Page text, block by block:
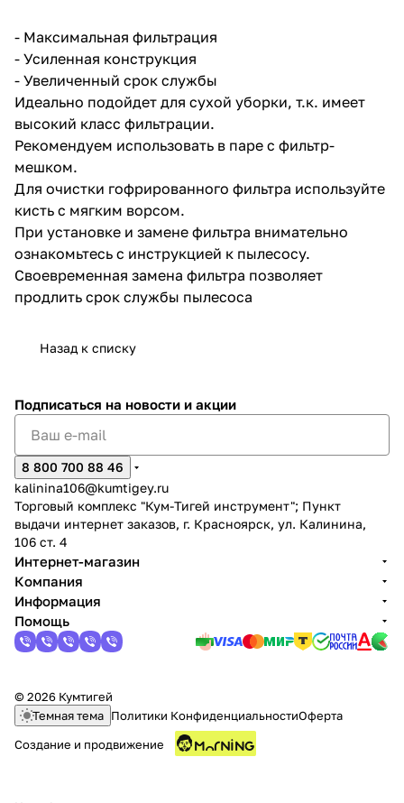
- Максимальная фильтрация
- Усиленная конструкция
- Увеличенный срок службы
Идеально подойдет для сухой уборки, т.к. имеет
высокий класс фильтрации.
Рекомендуем использовать в паре с фильтр-
мешком.
Для очистки гофрированного фильтра используйте
кисть с мягким ворсом.
При установке и замене фильтра внимательно
ознакомьтесь с инструкцией к пылесосу.
Своевременная замена фильтра позволяет
продлить срок службы пылесоса
Назад к списку
Подписаться на новости и акции
8 800 700 88 46
kalinina106@kumtigey.ru
Торговый комплекс "Кум-Тигей инструмент"; Пункт
выдачи интернет заказов, г. Красноярск, ул. Калинина,
106 ст. 4
Интернет-магазин
Компания
Информация
Помощь
© 2026 Кумтигей
Темная тема Политики КонфиденциальностиОферта
Создание и продвижение
25
раз в 2
недели
раз в 2 недели
Остались вопросы?
8 800 302-02-51
plait.ru